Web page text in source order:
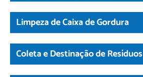
Limpeza de Caixa de Gordura
Coleta e Destinação de Resíduos